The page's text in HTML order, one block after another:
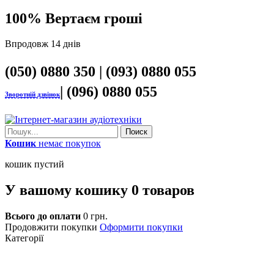
100% Вертаєм гроші
Впродовж 14 днів
(050) 0880 350 | (093) 0880 055
Зворотній дзвінок| (096) 0880 055
Поиск
Кошик немає покупок
кошик пустий
У вашому кошику 0 товаров
Всього до оплати 0 грн.
Продовжити покупки Оформити покупки
Категорії